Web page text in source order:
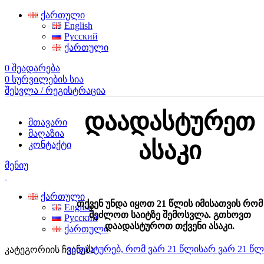
დაადასტურეთ
ასაკი
თქვენ უნდა იყოთ 21 წლის იმისათვის რომ
შეძლოთ საიტზე შემოსვლა. გთხოვთ
დაადასტუროთ თქვენი ასაკი.
ვადასტურებ, რომ ვარ 21 წლისარ ვარ 21
ქართული
English
Русский
ქართული
0 შეადარება
0 სურვილების სია
შესვლა / რეგისტრაცია
მთავარი
მაღაზია
კონტაქტი
მენიუ
ქართული
English
Русский
ქართული
კატეგორიის ჩვენება